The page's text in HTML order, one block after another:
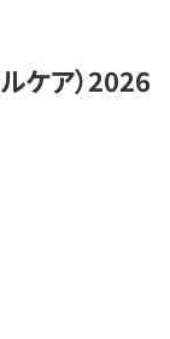
ケア）2026